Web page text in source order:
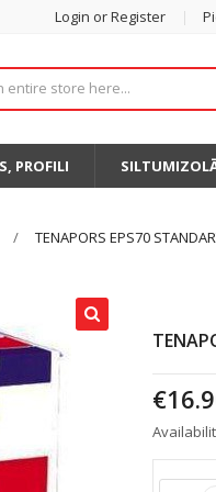
Login or Register
PROFILI
TENAPORS EPS70
€